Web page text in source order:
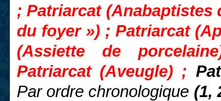
; Patriarcat (Anabaptistes
du foyer ») ; Patriarcat
(Assiette de
Patriarcat (Aveugle) ;
Par ordre chronologique (1,